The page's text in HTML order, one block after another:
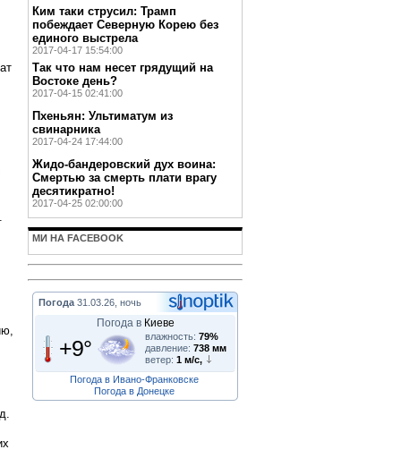
Ким таки струсил: Трамп
побеждает Северную Корею без
единого выстрела
2017-04-17 15:54:00
Так что нам несет грядущий на
Востоке день?
2017-04-15 02:41:00
Пхеньян: Ультиматум из
свинарника
2017-04-24 17:44:00
Жидо-бандеровский дух воина:
Смертью за смерть плати врагу
десятикратно!
2017-04-25 02:00:00
МИ НА FACEBOOK
Погода 31.03.26, ночь
Погода в Киеве
+9° влажность: 79%
давление: 738 мм
ветер: 1 м/с,
Погода в Ивано-Франковске
Погода в Донецке